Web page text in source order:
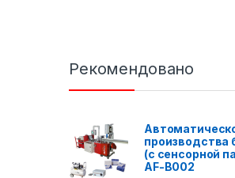
Рекомендовано
производства
(с сенсорной
AF-B002